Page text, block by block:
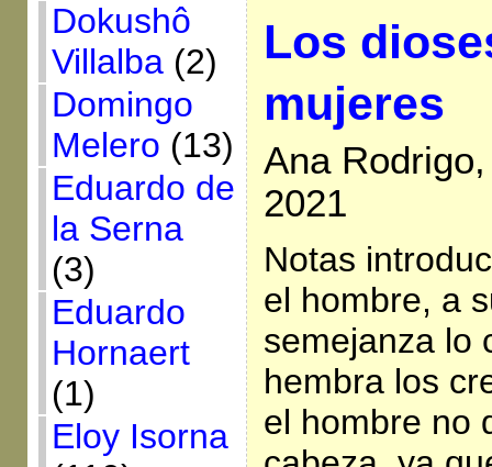
Dokushô
Villalba(2)
Domingo
Melero (13)
Eduardo de
la Serna
(3)
Eduardo
Hornaert
(1)
Eloy Isorna
Los
mujeres
Ana
2021
Notas
el hombre, a
semejanza lo
hembra los
el hombre no